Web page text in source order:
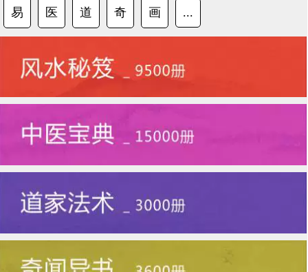
易 医 道 奇 画 ...